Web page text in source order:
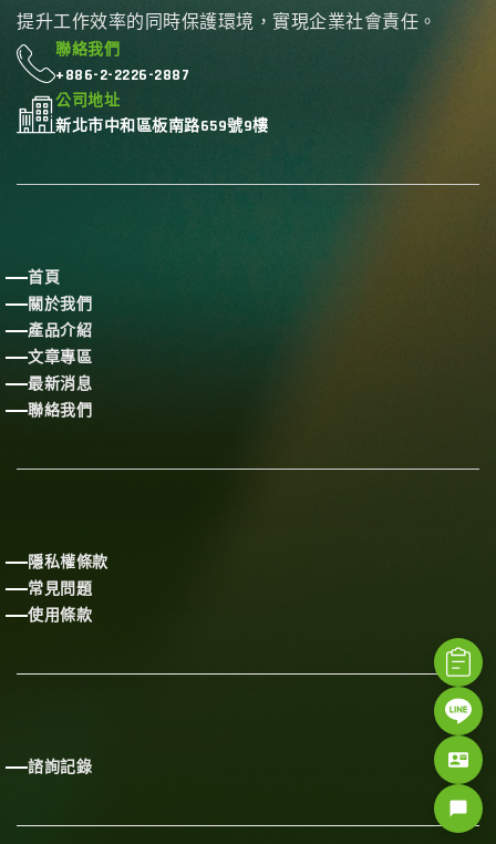
提升工作效率的同時保護環境，實現企業社會責任。
聯絡我們
+886-2-2226-2887
公司地址
新北市中和區板南路659號9樓
首頁
關於我們
產品介紹
文章專區
最新消息
聯絡我們
隱私權條款
常見問題
使用條款
諮詢記錄 contact_mail
chat_bubble